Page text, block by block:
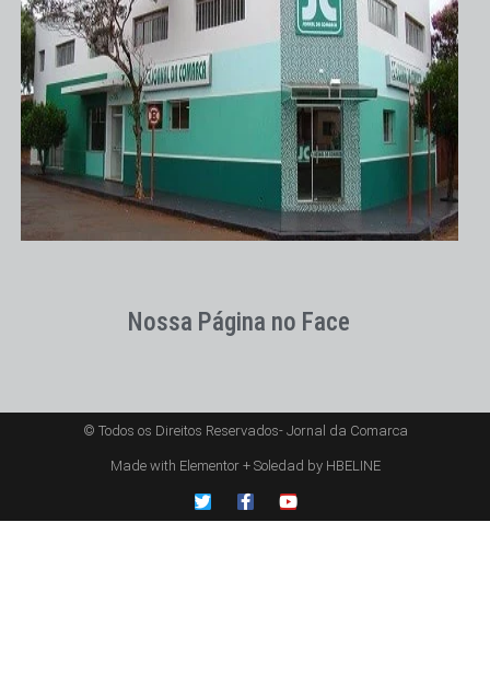
Nossa Página no Face
© Todos os Direitos Reservados- Jornal da Comarca
Made with Elementor + Soledad by HBELINE